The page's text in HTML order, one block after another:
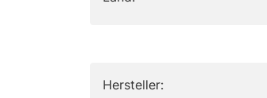
Hersteller: